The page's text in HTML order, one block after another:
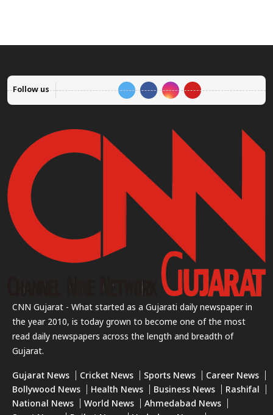
Follow us
CNN Gujarat - What started as a Gujarati daily newspaper in
the year 2010, is today grown to become one of the most
read daily newspapers across the length and breadth of
Gujarat.
Gujarat News Cricket News Sports News
Career News
Bollywood News
Health News Business News
Rashifal
National News
World News
Ahmedabad News